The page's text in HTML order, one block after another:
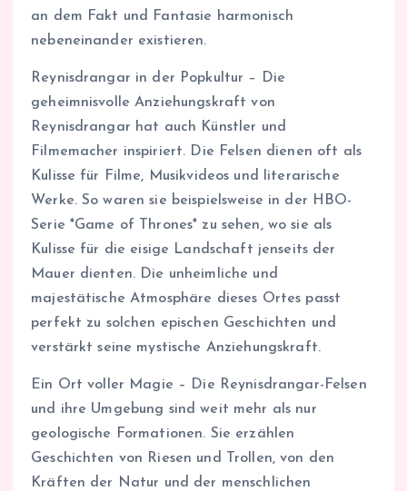
an dem Fakt und Fantasie harmonisch
nebeneinander existieren.
Reynisdrangar in der Popkultur – Die
geheimnisvolle Anziehungskraft von
Reynisdrangar hat auch Künstler und
Filmemacher inspiriert. Die Felsen dienen oft als
Kulisse für Filme, Musikvideos und literarische
Werke. So waren sie beispielsweise in der HBO-
Serie *Game of Thrones* zu sehen, wo sie als
Kulisse für die eisige Landschaft jenseits der
Mauer dienten. Die unheimliche und
majestätische Atmosphäre dieses Ortes passt
perfekt zu solchen epischen Geschichten und
verstärkt seine mystische Anziehungskraft.
Ein Ort voller Magie – Die Reynisdrangar-Felsen
und ihre Umgebung sind weit mehr als nur
geologische Formationen. Sie erzählen
Geschichten von Riesen und Trollen, von den
Kräften der Natur und der menschlichen